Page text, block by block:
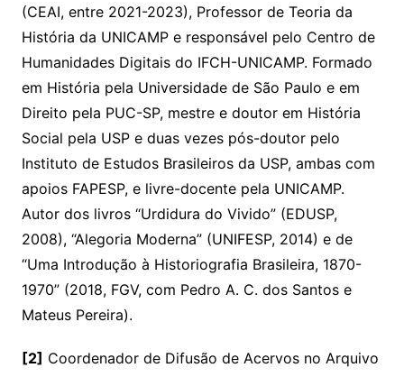
(CEAI, entre 2021-2023), Professor de Teoria da
História da UNICAMP e responsável pelo Centro de
Humanidades Digitais do IFCH-UNICAMP. Formado
em História pela Universidade de São Paulo e em
Direito pela PUC-SP, mestre e doutor em História
Social pela USP e duas vezes pós-doutor pelo
Instituto de Estudos Brasileiros da USP, ambas com
apoios FAPESP, e livre-docente pela UNICAMP.
Autor dos livros “Urdidura do Vivido” (EDUSP,
2008), “Alegoria Moderna” (UNIFESP, 2014) e de
“Uma Introdução à Historiografia Brasileira, 1870-
1970” (2018, FGV, com Pedro A. C. dos Santos e
Mateus Pereira).
[2] Coordenador de Difusão de Acervos no Arquivo